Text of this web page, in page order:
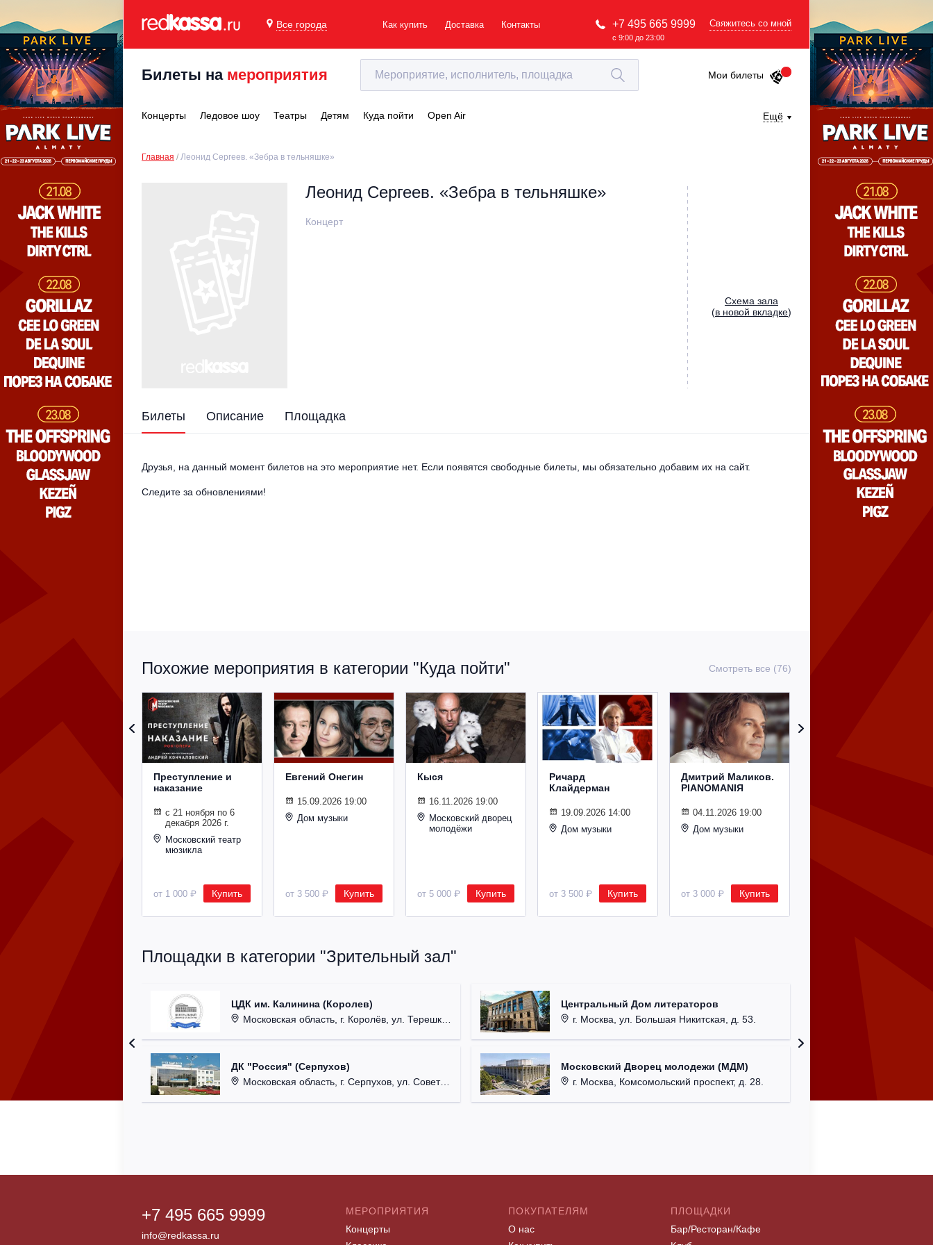
Все города Как купить Доставка Контакты +7 495 665 9999
с 9:00 до 23:00
Свяжитесь со мной
Билеты на мероприятия Мои билеты
Концерты Ледовое шоу Театры Детям Куда пойти Open Air Ещё
Главная Леонид Сергеев. «Зебра в тельняшке»
Леонид Сергеев. «Зебра в тельняшке»
Концерт
Cхема зала
(в новой вкладке)
Билеты Описание Площадка
Друзья, на данный момент билетов на это мероприятие нет. Если появятся свободные билеты, мы обязательно добавим их на сайт.
Следите за обновлениями!
Похожие мероприятия в категории "Куда пойти" Смотреть все (76)
Преступление и
наказание
с 21 ноября по 6
декабря 2026 г.
Московский театр
мюзикла
от 1 000 ₽ Купить
Евгений Онегин
15.09.2026 19:00
Дом музыки
от 3 500 ₽ Купить
Кыся
16.11.2026 19:00
Московский дворец
молодёжи
от 5 000 ₽ Купить
Ричард
Клайдерман
19.09.2026 14:00
Дом музыки
от 3 500 ₽ Купить
Дмитрий Маликов.
PIANOMANIЯ
04.11.2026 19:00
Дом музыки
от 3 000 ₽ Купить
Площадки в категории "Зрительный зал"
ЦДК им. Калинина (Королев)
Московская область, г. Королёв, ул. Терешковой, д. 1.
ДК "Россия" (Серпухов)
Московская область, г. Серпухов, ул. Советская, д. 90.
Центральный Дом литераторов
г. Москва, ул. Большая Никитская, д. 53.
Московский Дворец молодежи (МДМ)
г. Москва, Комсомольский проспект, д. 28.
+7 495 665 9999
info@redkassa.ru
МЕРОПРИЯТИЯ
Концерты
ПОКУПАТЕЛЯМ
О нас
ПЛОЩАДКИ
Бар/Ресторан/Кафе